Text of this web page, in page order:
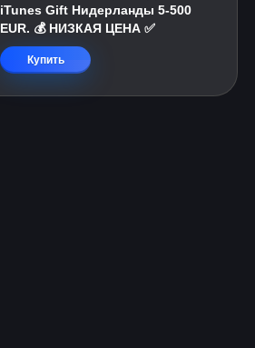
iTunes Gift Нидерланды 5-500
EUR. 💰 НИЗКАЯ ЦЕНА ✅
Купить